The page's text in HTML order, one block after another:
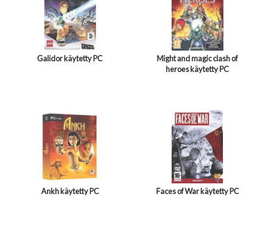
Galidor käytetty PC
Might and magic clash of
heroes käytetty PC
Ankh käytetty PC Faces of War käytetty PC